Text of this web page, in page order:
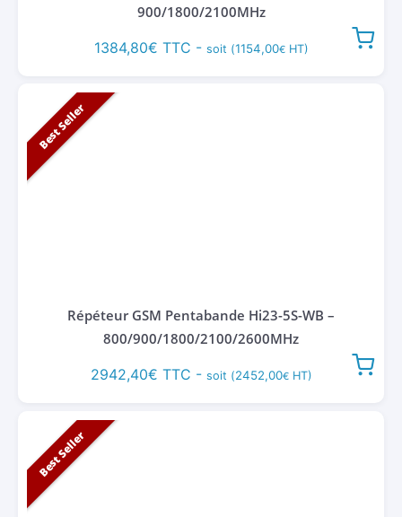
900/1800/2100MHz
1384,80€ TTC - soit (1154,00€HT)
Best Seller
Répéteur GSM Pentabande Hi23-5S-WB –
800/900/1800/2100/2600MHz
2942,40€ TTC - soit (2452,00€HT)
Best Seller